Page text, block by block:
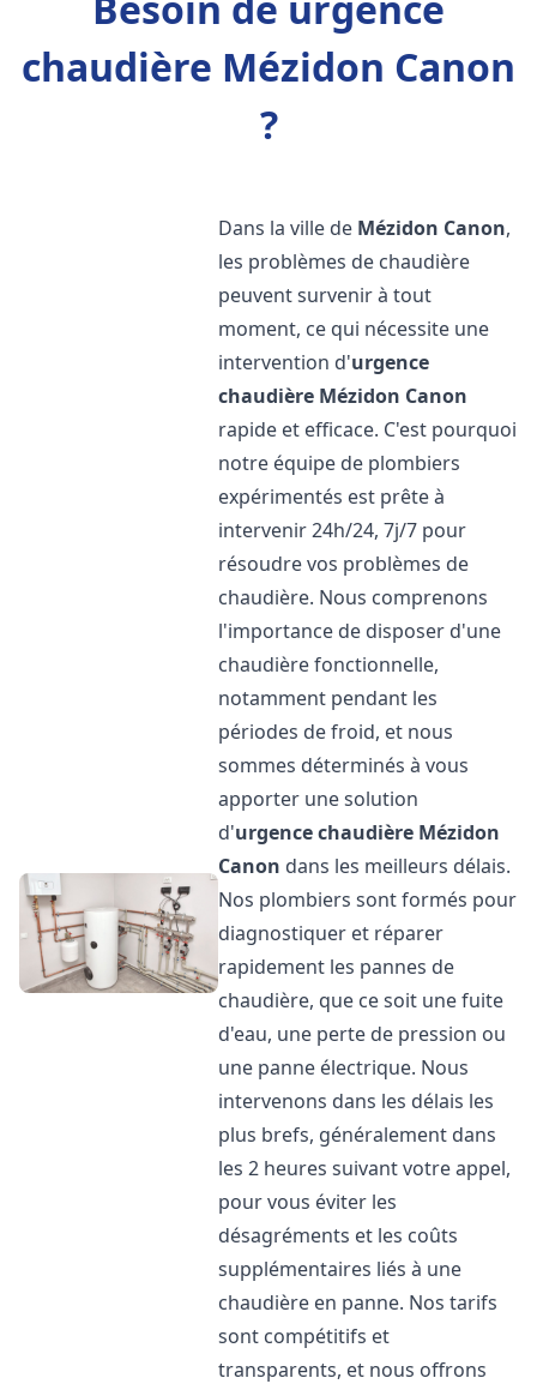
chaudière Mézidon Canon
?
Dans la ville de Mézidon Canon,
les problèmes de chaudière
peuvent survenir à tout
moment, ce qui nécessite une
intervention d'urgence
chaudière Mézidon Canon
rapide et efficace. C'est pourquoi
notre équipe de plombiers
expérimentés est prête à
intervenir 24h/24, 7j/7 pour
résoudre vos problèmes de
chaudière. Nous comprenons
l'importance de disposer d'une
chaudière fonctionnelle,
notamment pendant les
périodes de froid, et nous
sommes déterminés à vous
apporter une solution
d'urgence chaudière Mézidon
Canon dans les meilleurs délais.
Nos plombiers sont formés pour
diagnostiquer et réparer
rapidement les pannes de
chaudière, que ce soit une fuite
d'eau, une perte de pression ou
une panne électrique. Nous
intervenons dans les délais les
plus brefs, généralement dans
les 2 heures suivant votre appel,
pour vous éviter les
désagréments et les coûts
supplémentaires liés à une
chaudière en panne. Nos tarifs
sont compétitifs et
transparents, et nous offrons